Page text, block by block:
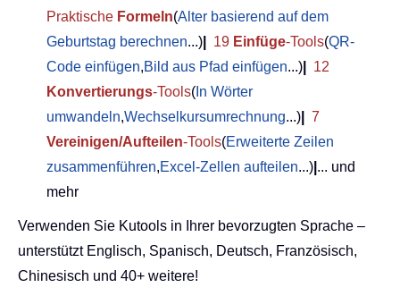
Praktische Formeln(Alter basierend auf dem
Geburtstag berechnen...) 19 Einfüge-Tools(QR-
Code einfügen,Bild aus Pfad einfügen...)
12
Konvertierungs-Tools( In Wörter
umwandeln,Wechselkursumrechnung...)
7
Vereinigen/Aufteilen-Tools(Erweiterte Zeilen
zusammenführen,Excel-Zellen aufteilen...) ... und
mehr
Verwenden Sie Kutools in Ihrer bevorzugten Sprache –
unterstützt Englisch, Spanisch, Deutsch, Französisch,
Chinesisch und 40+ weitere!